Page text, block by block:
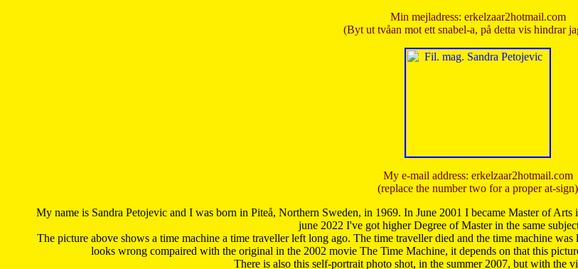
Min mejladress: erkelzaar2hotmail.com
(Byt ut tvåan mot ett snabel-a, på detta vis hindrar
My e-mail address: erkelzaar2hotmail.com
(replace the number two for a proper at-sign)
My name is Sandra Petojevic and I was born in Piteå, Northern Sweden, in 1969. In June 2001 I became Master of
june 2022 I've got higher Degree of Master in the same
The picture above shows a time machine a time traveller left long ago. The time traveller died and the time machine
looks wrong compaired with the original in the 2002 movie The Time Machine, it depends on that this
There is also this self-portrait photo shot, in the summer 2007, but with the